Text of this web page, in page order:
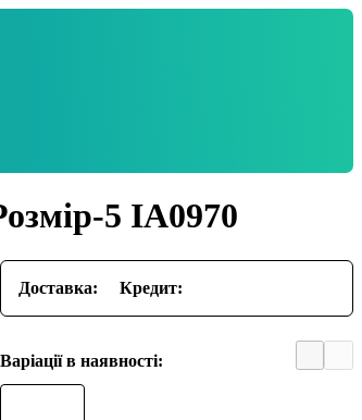
5 IA0970
Доставка: Кредит:
Варіації в наявності: